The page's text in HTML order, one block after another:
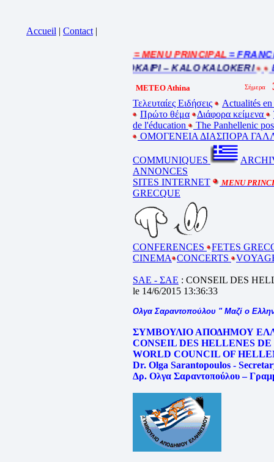
Accueil | Contact |
= MENU PRINCIPAL= FRANCE
BEL ETE – ΚΑΛΟ ΚΑΛΟΚΑΙΡΙ – KALO KALOKERI
METEO Athina
Τελευταίες Ειδήσεις
Actualités
Πρώτο θέμα
Διάφορα κείμενα
de l'éducation
The Panhellenic
ΟΜΟΓΕΝΕΙΑ ΔΙΑΣΠΟΡΑ
COMMUNIQUES
ANNONCES
SITES INTERNET
MENU
GRECQUE
CONFERENCES
FETES
CINEMA CONCERTS
SAE - ΣΑΕ : CONSEIL DES
le 14/6/2015 13:36:33
Ολγα Σαραντοπούλου " Μαζί ο
ΣΥΜΒΟΥΛΙΟ ΑΠΟΔΗΜΟΥ
CONSEIL DES HELLENES
WORLD COUNCIL OF
Dr. Olga Sarantopoulos -
Δρ. Ολγα Σαραντοπούλου –